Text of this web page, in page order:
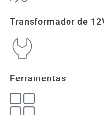
Transformador de
Ferramentas